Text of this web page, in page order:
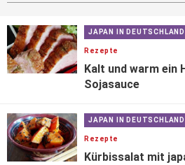
JAPAN IN DEUTSCHLAND
Rezepte
Kalt und warm ein
Sojasauce
JAPAN IN DEUTSCHLAND
Rezepte
Kürbissalat mit